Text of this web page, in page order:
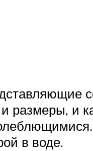
размеры, и
в воде.